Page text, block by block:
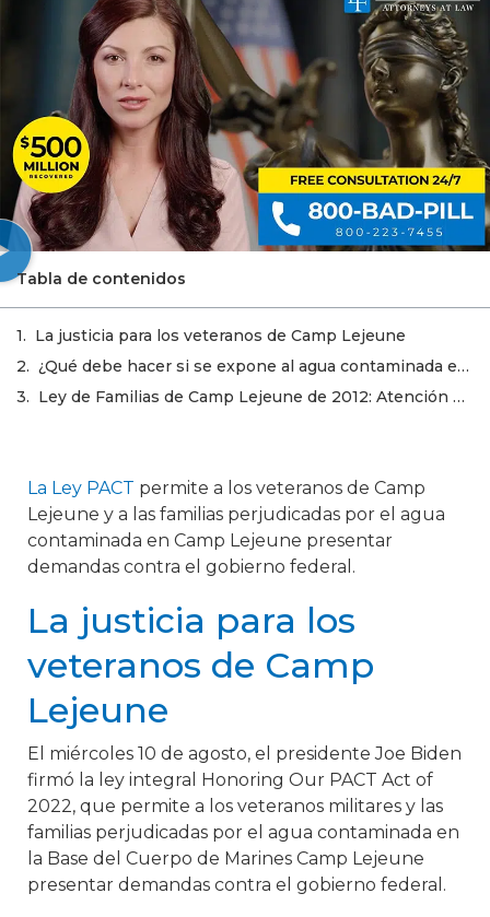
La Ley PACT permite a los veteranos de Camp
Lejeune y a las familias perjudicadas por el agua
contaminada en Camp Lejeune presentar
demandas contra el gobierno federal.
La justicia para los
veteranos de Camp
Lejeune
El miércoles 10 de agosto, el presidente Joe Biden
firmó la ley integral Honoring Our PACT Act of
2022, que permite a los veteranos militares y las
familias perjudicadas por el agua contaminada en
la Base del Cuerpo de Marines Camp Lejeune
presentar demandas contra el gobierno federal.
Tabla de contenidos
La justicia para los veteranos de Camp Lejeune
¿Qué debe hacer si se expone al agua contaminada en Camp Lejeune?
Ley de Familias de Camp Lejeune de 2012: Atención médica para veteranos